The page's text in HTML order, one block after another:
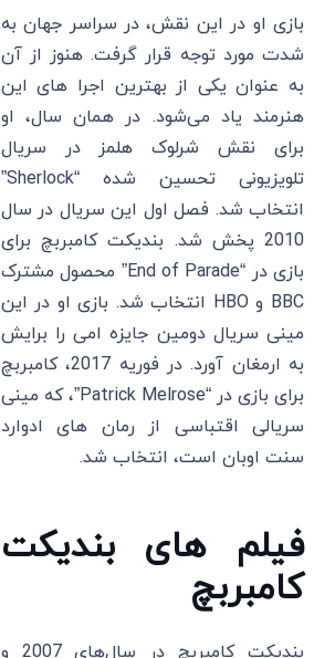
بازی او در این نقش، در سراسر جهان به
شدت مورد توجه قرار گرفت. هنوز از آن
به عنوان یکی از بهترین اجرا های این
هنرمند یاد می‌شود. در همان سال، او
برای نقش شرلوک هلمز در سریال
تلویزیونی تحسین‌ شده “Sherlock”
انتخاب شد. فصل اول این سریال در سال
2010 پخش شد. بندیکت کامبربچ برای
بازی در “End of Parade” محصول مشترک
BBC و HBO انتخاب شد. بازی او در این
مینی سریال دومین جایزه امی را برایش
به ارمغان آورد. در فوریه 2017، کامبربچ
برای بازی در “Patrick Melrose”، که مینی
سریالی اقتباسی از رمان‌ های ادوارد
سنت اوبان است، انتخاب شد.
فیلم‌ های بندیکت
کامبربچ
بندیکت کامبربچ در سال‌های 2007 و